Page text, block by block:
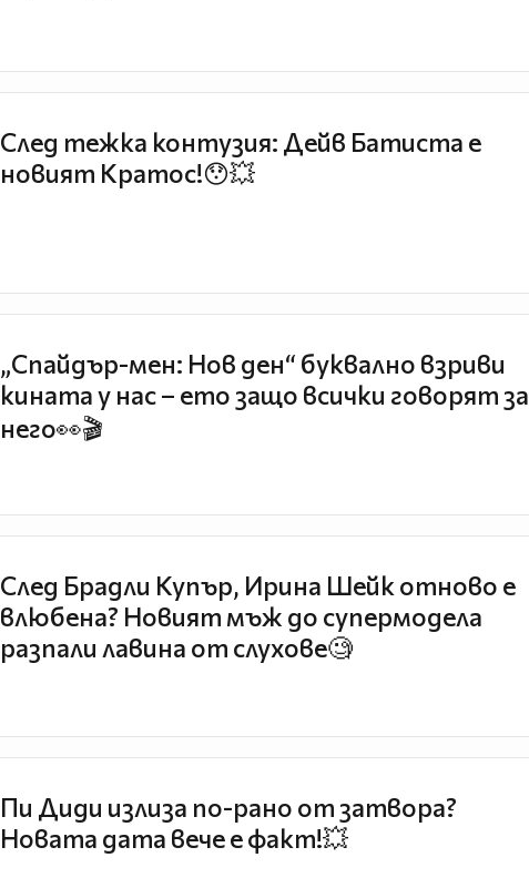
След тежка контузия: Дейв Батиста е
новият Кратос!😯💥
„Спайдър-мен: Нов ден“ буквално взриви
кината у нас – ето защо всички говорят за
него👀🎬
След Брадли Купър, Ирина Шейк отново е
влюбена? Новият мъж до супермодела
разпали лавина от слухове🧐
Пи Диди излиза по-рано от затвора?
Новата дата вече е факт!💥